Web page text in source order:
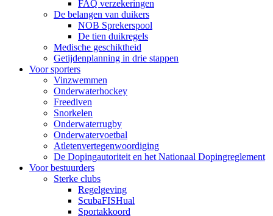
FAQ verzekeringen
De belangen van duikers
NOB Sprekerspool
De tien duikregels
Medische geschiktheid
Getijdenplanning in drie stappen
Voor sporters
Vinzwemmen
Onderwaterhockey
Freediven
Snorkelen
Onderwaterrugby
Onderwatervoetbal
Atletenvertegenwoordiging
De Dopingautoriteit en het Nationaal Dopingreglement
Voor bestuurders
Sterke clubs
Regelgeving
ScubaFISHual
Sportakkoord